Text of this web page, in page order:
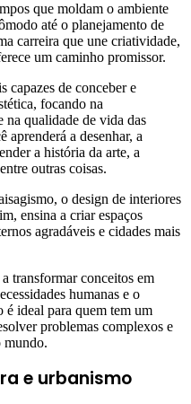
que moldam o ambiente
até o planejamento de
carreira que une criatividade,
um caminho promissor.
capazes de conceber e
focando na
na qualidade de vida das
aprenderá a desenhar, a
a história da arte, a
outras coisas.
o design de interiores
ensina a criar espaços
agradáveis e cidades mais
transformar conceitos em
humanas e o
é ideal para quem tem um
problemas complexos e
mundo.
e urbanismo